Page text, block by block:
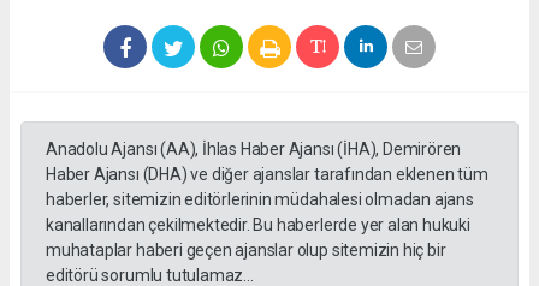
Anadolu Ajansı (AA), İhlas Haber Ajansı (İHA), Demirören
Haber Ajansı (DHA) ve diğer ajanslar tarafından eklenen tüm
haberler, sitemizin editörlerinin müdahalesi olmadan ajans
kanallarından çekilmektedir. Bu haberlerde yer alan hukuki
muhataplar haberi geçen ajanslar olup sitemizin hiç bir
editörü sorumlu tutulamaz...